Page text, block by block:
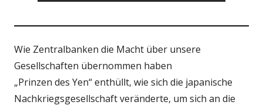
Wie Zentralbanken die Macht über unsere
Gesellschaften übernommen haben
„Prinzen des Yen“ enthüllt, wie sich die japanische
Nachkriegsgesellschaft veränderte, um sich an die